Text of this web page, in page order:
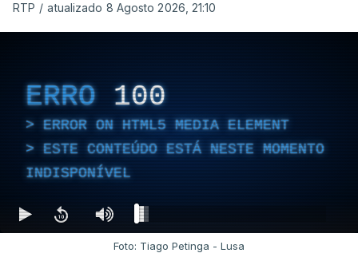
RTP / atualizado 8 Agosto 2026, 21:10
ERRO 100
ERROR ON HTML5 MEDIA ELEMENT
ESTE CONTEÚDO ESTÁ NESTE MOMENTO
INDISPONÍVEL
Foto: Tiago Petinga - Lusa